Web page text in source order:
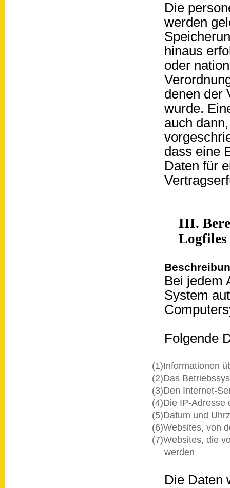
Die
werden
hinaus
oder
denen der
wurde.
auch
dass eine
Daten für
III.
Logfiles
Bei jedem
System
Folgende
(1)Informationen
(2)Das
(3)Den Internet-
(4)Die IP-Adresse
(5)Datum und
(6)Websites, von
(7)Websites, die
werden
Die Daten